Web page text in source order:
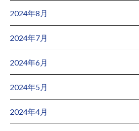
2024年8月
2024年7月
2024年6月
2024年5月
2024年4月